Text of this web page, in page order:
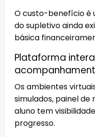
O custo-benefício é
do supletivo ainda
básica
Plataforma
Os ambientes
simulados, painel
aluno tem
progresso.